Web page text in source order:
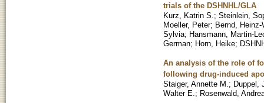
trials of the DSHNHL/GLA
Kurz, Katrin S. ; Steinlein,
Moeller, Peter; Bernd, Heinz-
Sylvia; Hansmann, Martin-
German; Horn, Heike;
An analysis of the role of
following drug-induced
Staiger, Annette M. ; Duppel,
Walter E. ; Rosenwald,